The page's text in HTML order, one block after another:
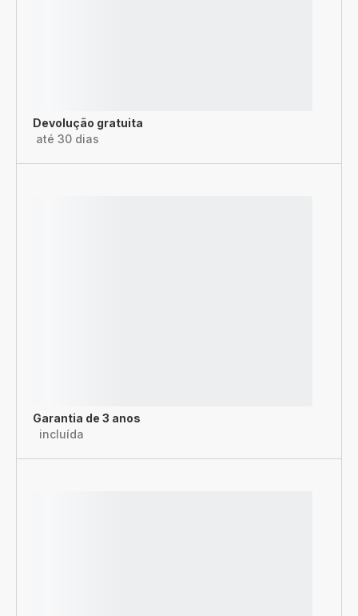
Devolução gratuita
até 30 dias
Garantia de 3 anos
incluída